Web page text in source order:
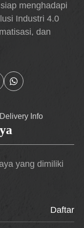
menghadapi
Industri 4.0
dan
Delivery Info
yang dimiliki
Daftar